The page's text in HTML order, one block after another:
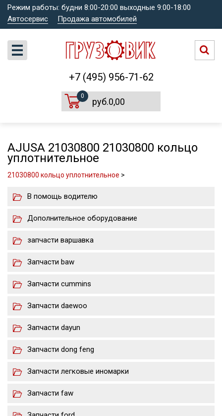
Режим работы: будни 8:00-20:00 выходные 9:00-18:00
Автосервис
Продажа автомобилей
+7 (495) 956-71-62
0
руб.0,00
AJUSA 21030800 21030800 кольцо
уплотнительное
21030800 кольцо уплотнительное >
В помощь водителю
Дополнительное оборудование
запчасти варшавка
Запчасти baw
Запчасти cummins
Запчасти daewoo
Запчасти dayun
Запчасти dong feng
Запчасти легковые иномарки
Запчасти faw